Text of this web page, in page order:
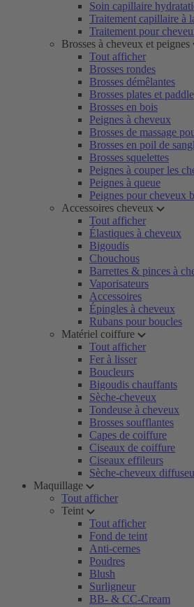
Soin capillaire
Traitement capillaire à
Traitement pour
Brosses à cheveux et peignes
Tout afficher
Brosses rondes
Brosses démêlantes
Brosses plates et paddle
Brosses en bois
Peignes à cheveux
Brosses de massage
Brosses en poil de
Brosses squelettes
Peignes à couper les
Peignes à queue
Peignes pour cheveux
Accessoires cheveux
Tout afficher
Élastiques à cheveux
Bigoudis
Chouchous
Barrettes & pinces à
Vaporisateurs
Accessoires
Épingles à cheveux
Rubans pour boucles
Matériel coiffure
Tout afficher
Fer à lisser
Boucleurs
Bigoudis chauffants
Sèche-cheveux
Tondeuse à cheveux
Brosses soufflantes
Capes de coiffure
Ciseaux de coiffure
Ciseaux effileurs
Sèche-cheveux
Maquillage
Tout afficher
Teint
Tout afficher
Fond de teint
Anti-cernes
Poudres
Blush
Surligneur
BB- & CC-Cream